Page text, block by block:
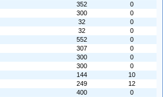
352
0
300
0
32
0
32
0
552
0
307
0
300
0
300
0
144
10
249
12
400
0